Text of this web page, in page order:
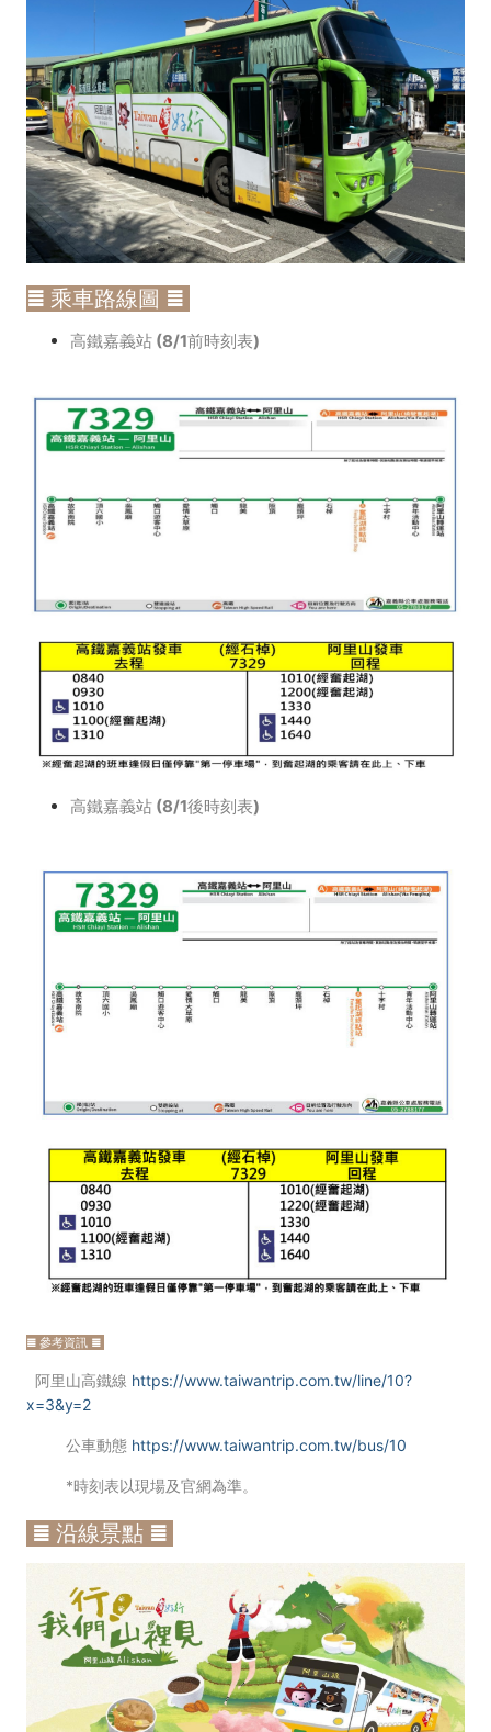
處
購
票
網
≣ 乘車路線圖 ≣
高鐵嘉義站 (8/1前時刻表)
高鐵嘉義站 (8/1後時刻表)
≣ 參考資訊 ≣
阿里山高鐵線 https://www.taiwantrip.com.tw/line/10?
x=3&y=2
公車動態 https://www.taiwantrip.com.tw/bus/10
*時刻表以現場及官網為準。
≣ 沿線景點 ≣